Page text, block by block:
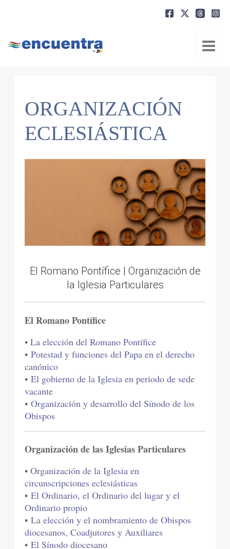
ORGANIZACIÓN
ECLESIÁSTICA
El Romano Pontífice | Organización de
la Iglesia Particulares
El Romano Pontífice
•La elección del Romano Pontífice
•Potestad y funciones del Papa en el derecho
canónico
•El gobierno de la Iglesia en periodo de sede
vacante
•Organización y desarrollo del Sínodo de los
Obispos
Organización de las Iglesias Particulares
•Organización de la Iglesia en
circunscripciones eclesiásticas
•El Ordinario, el Ordinario del lugar y el
Ordinario propio
•La elección y el nombramiento de Obispos
diocesanos, Coadjutores y Auxiliares
•El Sínodo diocesano